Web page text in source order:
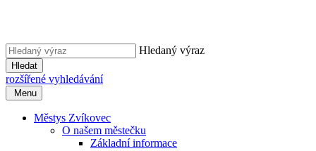
Hledaný výraz
Hledat
rozšířené vyhledávání
Menu
Městys Zvíkovec
O našem městečku
Základní informace